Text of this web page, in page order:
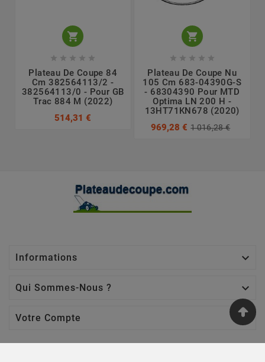

    
Plateau De Coupe 84
Cm 382564113/2 -
382564113/0 - Pour GB
Trac 884 M (2022)
514,31 €

    
Plateau De Coupe Nu
105 Cm 683-04390G-S
- 68304390 Pour MTD
Optima LN 200 H -
13HT71KN678 (2020)
969,28 € 1 016,28 €
Informations 
Qui Sommes-Nous ? 
Votre Compte 